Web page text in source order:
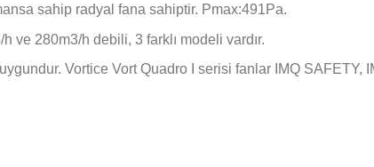
sahip radyal fana sahiptir. Pmax:491Pa.
ve 280m3/h debili, 3 farklı modeli vardır.
Vortice Vort Quadro I serisi fanlar IMQ SAFETY,